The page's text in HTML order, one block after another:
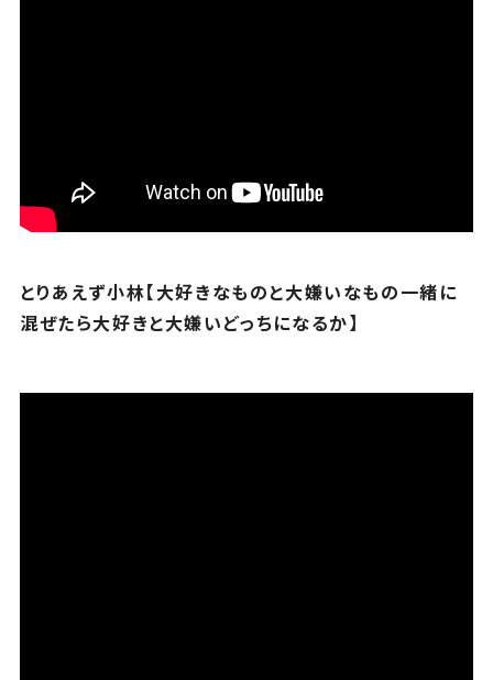
とりあえず小林【大好きなものと大嫌いなもの一緒に
混ぜたら大好きと大嫌いどっちになるか】